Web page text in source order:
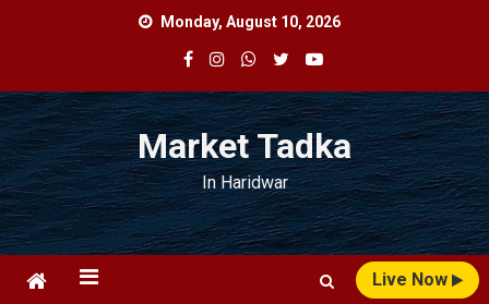
Monday, August 10, 2026
Market Tadka
In Haridwar
Live Now